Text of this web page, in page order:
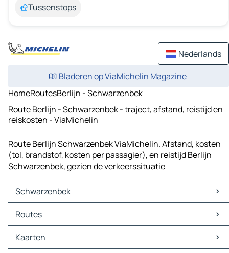
Tussenstops
Nederlands
Bladeren op ViaMichelin Magazine
HomeRoutesBerlijn - Schwarzenbek
Route Berlijn - Schwarzenbek - traject, afstand, reistijd en
reiskosten - ViaMichelin
Route Berlijn Schwarzenbek ViaMichelin. Afstand, kosten
(tol, brandstof, kosten per passagier), en reistijd Berlijn
Schwarzenbek, gezien de verkeerssituatie
Schwarzenbek
Schwarzenbek Kaarten
Schwarzenbek Verkeer
Schwarzenbek Hotels
Schwarzenbek Restaurants
Routes
Routes Schwarzenbek - Hamburg
Routes Schwarzenbek - Lüneburg
Kaarten